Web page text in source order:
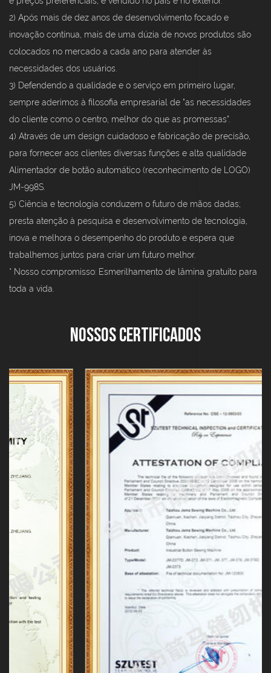
2) Após mais de dez anos de desenvolvimento focado e
inovação contínua, mais de uma dúzia de novos produtos são
colocados no mercado a cada ano para atender às
necessidades dos usuários.
3) Defendendo a qualidade e o serviço em primeiro lugar,
sempre aderimos à filosofia empresarial de "as necessidades
do cliente como o centro, melhor do que as promessas".
4) Através de um design cuidadoso e fabricação de precisão,
para fornecer aos clientes diversas funções e alta qualidade
Alimentador de botão automático (reconhecimento de LOGO)
JM-998S.
5) Ciência e tecnologia conduzem o futuro de mãos dadas;
presta atenção à pesquisa e desenvolvimento de tecnologia,
inova e melhora o desempenho do produto e espera que
trabalhemos juntos para criar um futuro melhor.
* Nosso compromisso: Esmerilhamento de lâmina gratuito para
toda a vida.
Nossos Certificados